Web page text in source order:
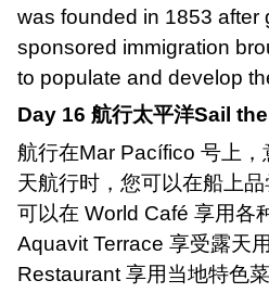
was founded in 1853 after
sponsored immigration
to populate and develop
Day 16 航行太平洋Sail
航行在Mar Pacífico 号上，
天航行时，您可以在船上
可以在 World Café 享用各
Aquavit Terrace 享受露天
Restaurant 享用当地特色菜